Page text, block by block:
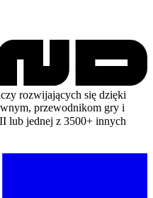
rozwijających się dzięki
przewodnikom gry i
lub jednej z 3500+ innych